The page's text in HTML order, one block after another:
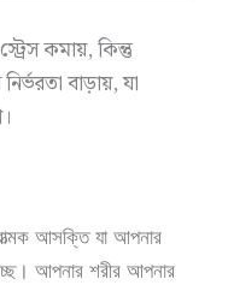
কমায়, কিন্তু
বাড়ায়, যা
আসক্তি যা আপনার
আপনার শরীর আপনার